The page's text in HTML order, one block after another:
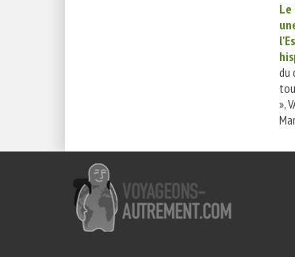
du
»,